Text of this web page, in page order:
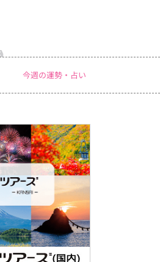
今週の運勢・占い